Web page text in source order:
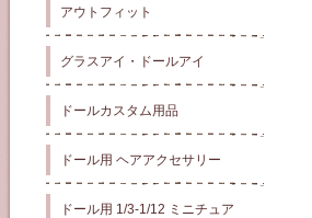
アウトフィット
グラスアイ・ドールアイ
ドールカスタム用品
ドール用 ヘアアクセサリー
ドール用 1/3-1/12 ミニチュア